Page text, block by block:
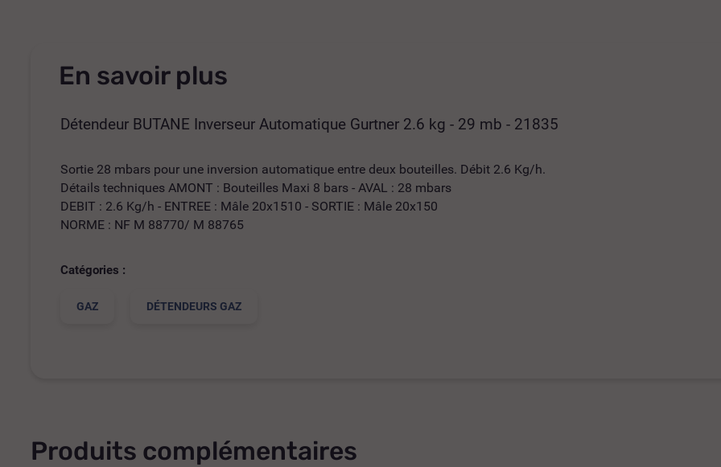
En savoir plus
Détendeur BUTANE Inverseur Automatique Gurtner 2.6 kg - 29 mb - 21835
Sortie 28 mbars pour une inversion automatique entre deux bouteilles. Débit 2.6 Kg/h.
Détails techniques AMONT : Bouteilles Maxi 8 bars - AVAL : 28 mbars
DEBIT : 2.6 Kg/h - ENTREE : Mâle 20x1510 - SORTIE : Mâle 20x150
NORME : NF M 88770/ M 88765
Catégories :
GAZ DÉTENDEURS GAZ
Produits complémentaires